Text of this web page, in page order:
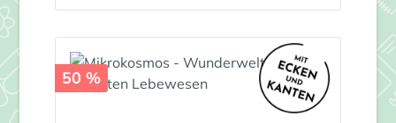
50 %